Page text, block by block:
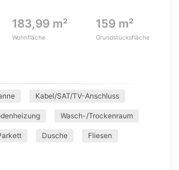
183,99 m²
Wohnfläche
159 m²
Grundstücksfläche
Kabel/SAT/TV-Anschluss
Wasch-/Trockenraum
Dusche Fliesen